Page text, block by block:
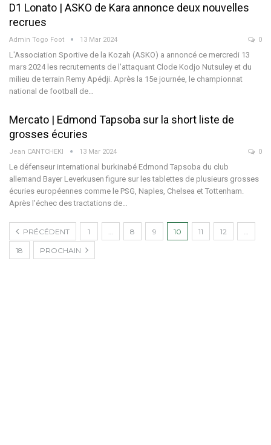
D1 Lonato | ASKO de Kara annonce deux nouvelles
recrues
Admin Togo Foot 13 Mar 2024 0
L'Association Sportive de la Kozah (ASKO) a annoncé ce mercredi 13
mars 2024 les recrutements de l'attaquant Clode Kodjo Nutsuley et du
milieu de terrain Remy Apédji. Après la 15e journée, le championnat
national de football de…
Mercato | Edmond Tapsoba sur la short liste de
grosses écuries
Jean CANTCHEKI 13 Mar 2024 0
Le défenseur international burkinabé Edmond Tapsoba du club
allemand Bayer Leverkusen figure sur les tablettes de plusieurs grosses
écuries européennes comme le PSG, Naples, Chelsea et Tottenham.
Après l'échec des tractations de…
PRÉCÉDENT 1 8 9 10 11 12
18 PROCHAIN